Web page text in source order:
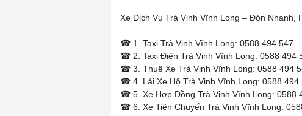
Xe Dịch Vụ Trà Vinh Vĩnh Long – Đón Nhanh,
☎ 1. Taxi Trà Vinh Vĩnh Long: 0588 494 547
☎ 2. Taxi Điện Trà Vinh Vĩnh Long: 0588 494
☎ 3. Thuê Xe Trà Vinh Vĩnh Long: 0588 494
☎ 4. Lái Xe Hộ Trà Vinh Vĩnh Long: 0588 494
☎ 5. Xe Hợp Đồng Trà Vinh Vĩnh Long: 0588
☎ 6. Xe Tiện Chuyến Trà Vinh Vĩnh Long: